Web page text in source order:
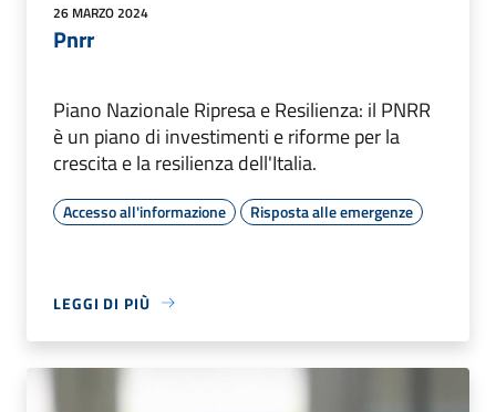
26 MARZO 2024
Pnrr
Piano Nazionale Ripresa e Resilienza: il PNRR
è un piano di investimenti e riforme per la
crescita e la resilienza dell'Italia.
Accesso all'informazione Risposta alle emergenze
LEGGI DI PIÙ